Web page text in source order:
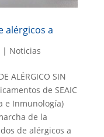
alérgicos a
| Noticias
ALÉRGICO SIN
de SEAIC
e Inmunología)
de la
de alérgicos a